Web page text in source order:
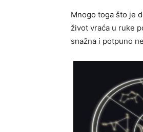
Mnogo toga što je
život vraća u ruke
snažna i potpuno